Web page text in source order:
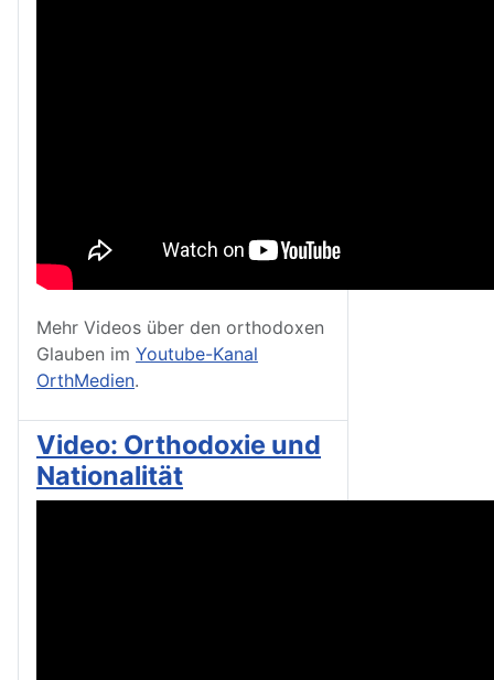
Mehr Videos über den orthodoxen
Glauben im Youtube-Kanal
OrthMedien.
Video: Orthodoxie und
Nationalität